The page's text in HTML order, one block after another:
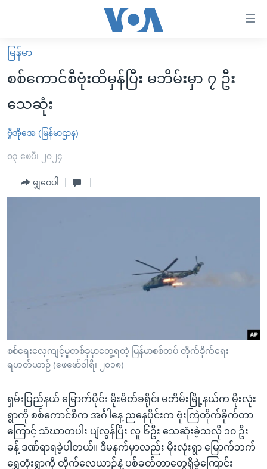
လွယ်ကူ
စေ
များ
ပင်မ
ကြည့်
ရန်
ရန်
နေရာ
သို့
ကျော်
ရန်
မူလစာမျက်နှာ
မြန်မာ
ကမ္ဘာ့သတင်းများ
နိုင်ငံတကာ
အစ္စရေး-ပါလက်စတိုင်း
ဗွီဒီယို
အင်္ဂလိပ်စာလေ့လာမယ်
မြန်မာ
စစ်ကောင်စီဗုံးထိမှန်ပြီး မဘိမ်းမှာ ၇ ဦး
သေဆုံး
ဗွီအိုအေ (မြန်မာဌာန)
၀၃ ဧၿပီ၊ ၂၀၂၄
မျှဝေပါ
စစ်ရေးလေ့ကျင့်မှုတစ်ခုမှာတွေ့ရတဲ့ မြန်မာစစ်တပ် တိုက်ခိုက်ရေး
ရဟတ်ယာဉ် (ဖေဖော်ဝါရီ၊ ၂၀၁၈)
ရှမ်းပြည်နယ် မြောက်ပိုင်း မိုးမိတ်ခရိုင်၊ မဘိမ်းမြို့နယ်က မိုးလုံး
ရွာကို စစ်ကောင်စီက အင်္ဂါနေ့ ညနေပိုင်းက ဗုံးကြဲတိုက်ခိုက်တာ
ကြောင့် သံဃာတပါး ပျံလွန်ပြီး လူ ၆ဦး သေဆုံးခဲ့သလို ၁၀ ဦး
ခန့် ဒဏ်ရာရခဲ့ပါတယ်။ ဒီမနက်မှာလည်း မိုးလုံးရွာ မြောက်ဘက်
ရွှေတုံးရွာကို တိုက်လေယာဉ်နဲ့ ပစ်ခတ်တာတွေရှိခဲ့ကြောင်း